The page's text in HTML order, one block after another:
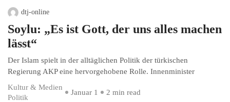
dtj-online
Soylu: „Es ist Gott, der uns alles machen
lässt“
Der Islam spielt in der alltäglichen Politik der türkischen
Regierung AKP eine hervorgehobene Rolle. Innenminister
Kultur & Medien
Politik
Januar 1 2 min read